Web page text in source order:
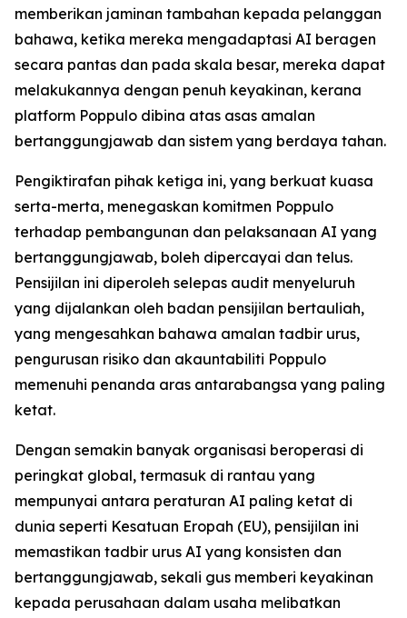
memberikan jaminan tambahan kepada pelanggan
bahawa, ketika mereka mengadaptasi AI beragen
secara pantas dan pada skala besar, mereka dapat
melakukannya dengan penuh keyakinan, kerana
platform Poppulo dibina atas asas amalan
bertanggungjawab dan sistem yang berdaya tahan.
Pengiktirafan pihak ketiga ini, yang berkuat kuasa
serta-merta, menegaskan komitmen Poppulo
terhadap pembangunan dan pelaksanaan AI yang
bertanggungjawab, boleh dipercayai dan telus.
Pensijilan ini diperoleh selepas audit menyeluruh
yang dijalankan oleh badan pensijilan bertauliah,
yang mengesahkan bahawa amalan tadbir urus,
pengurusan risiko dan akauntabiliti Poppulo
memenuhi penanda aras antarabangsa yang paling
ketat.
Dengan semakin banyak organisasi beroperasi di
peringkat global, termasuk di rantau yang
mempunyai antara peraturan AI paling ketat di
dunia seperti Kesatuan Eropah (EU), pensijilan ini
memastikan tadbir urus AI yang konsisten dan
bertanggungjawab, sekali gus memberi keyakinan
kepada perusahaan dalam usaha melibatkan